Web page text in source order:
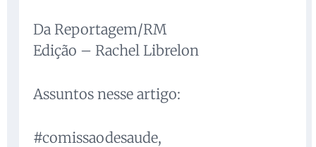
Da Reportagem/RM
Edição – Rachel Librelon
Assuntos nesse artigo:
#comissaodesaude,